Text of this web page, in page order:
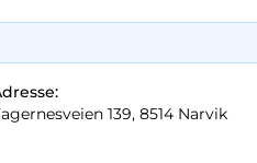
139, 8514 Narvik